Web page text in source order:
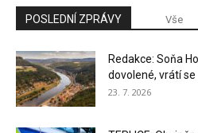
POSLEDNÍ ZPRÁVY Vše
Redakce: Soňa
dovolené, vrátí se
23. 7. 2026